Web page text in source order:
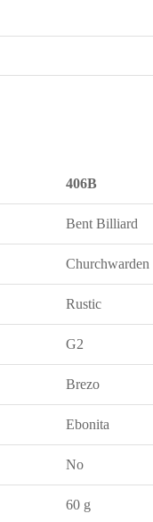
406B
Bent Billiard
Churchwarden
Rustic
G2
Brezo
Ebonita
No
60 g